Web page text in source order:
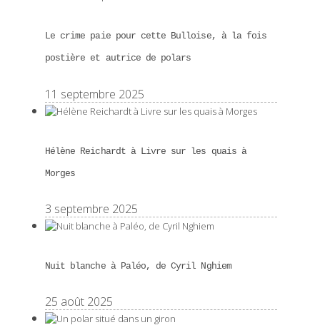
Le crime paie pour cette Bulloise, à la fois
postière et autrice de polars
11 septembre 2025
Hélène Reichardt à Livre sur les quais à
Morges
3 septembre 2025
Nuit blanche à Paléo, de Cyril Nghiem
25 août 2025